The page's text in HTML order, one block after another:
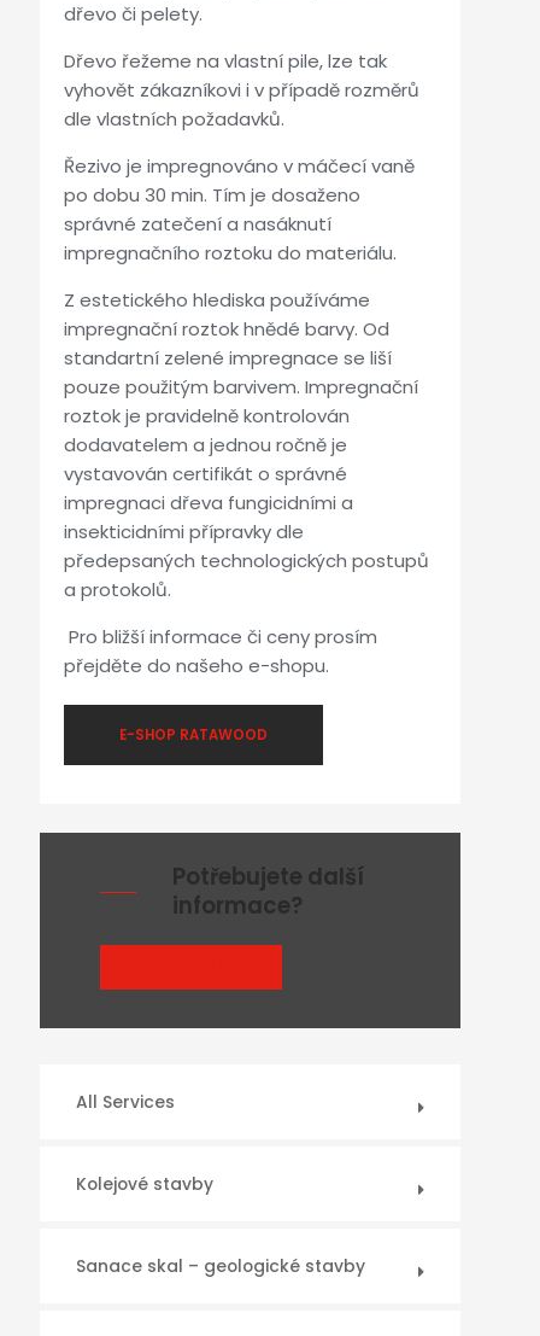
dřevo či pelety.
Dřevo řežeme na vlastní pile, lze tak
vyhovět zákazníkovi i v případě rozměrů
dle vlastních požadavků.
Řezivo je impregnováno v máčecí vaně
po dobu 30 min. Tím je dosaženo
správné zatečení a nasáknutí
impregnačního roztoku do materiálu.
Z estetického hlediska používáme
impregnační roztok hnědé barvy. Od
standartní zelené impregnace se liší
pouze použitým barvivem. Impregnační
roztok je pravidelně kontrolován
dodavatelem a jednou ročně je
vystavován certifikát o správné
impregnaci dřeva fungicidními a
insekticidními přípravky dle
předepsaných technologických postupů
a protokolů.
Pro bližší informace či ceny prosím
přejděte do našeho e-shopu.
E-SHOP RATAWOOD
Potřebujete další
informace?
All Services
Kolejové stavby
Sanace skal – geologické stavby